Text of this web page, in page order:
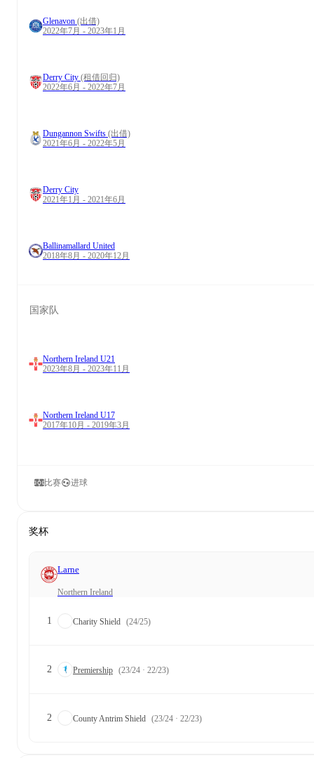
Glenavon (出借)
2022年7月 - 2023年1月
Derry City (租借回归)
2022年6月 - 2022年7月
Dungannon Swifts (出借)
2021年6月 - 2022年5月
Derry City
2021年1月 - 2021年6月
Ballinamallard United
2018年8月 - 2020年12月
国家队
Northern Ireland U21
2023年8月 - 2023年11月
Northern Ireland U17
2017年10月 - 2019年3月
比赛 进球
奖杯
Larne
Northern Ireland
1 Charity Shield (24/25)
2 Premiership (23/24 · 22/23)
2 County Antrim Shield (23/24 · 22/23)